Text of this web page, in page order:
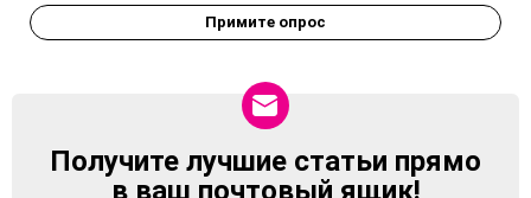
Примите опрос
NEWSLETTER
Получите лучшие статьи прямо